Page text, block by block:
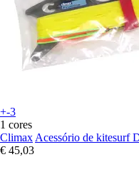
+-3
1 cores
Climax Acessório de kitesurf
€ 45,03